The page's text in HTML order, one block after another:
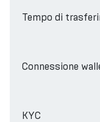
Tempo di
Connessione
KYC